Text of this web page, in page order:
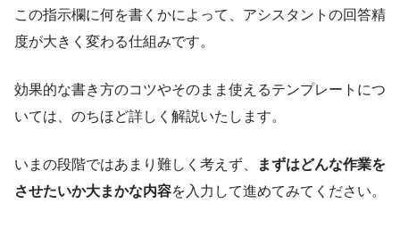
この指示欄に何を書くかによって、アシスタントの回答精
度が大きく変わる仕組みです。
効果的な書き方のコツやそのまま使えるテンプレートにつ
いては、のちほど詳しく解説いたします。
いまの段階ではあまり難しく考えず、
まずはどんな作業を
させたいか大まかな内容を入力して進めてみてください。